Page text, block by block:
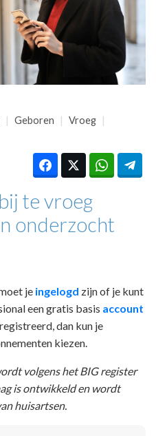
Geboren
Vroeg
te vroeg
onderzocht
je ingelogd zijn of je kunt
een gratis basis account
dan kun je
kiezen.
volgens het BIG register
is ontwikkeld en wordt
huisartsen.